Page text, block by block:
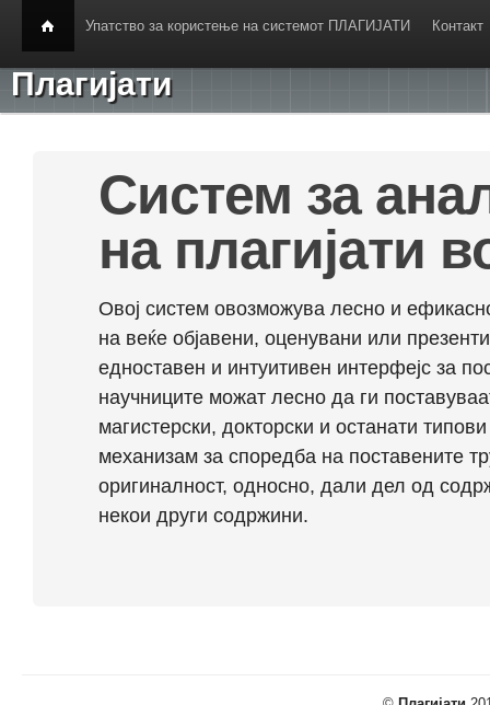
Упатство за користење на системот ПЛАГИЈАТИ Контакт
Плагијати
Систем за
на плагијати
Овој систем овозможува лесно и
на веќе објавени, оценувани или
едноставен и интуитивен интерфејс за
научниците можат лесно да ги
магистерски, докторски и останати
механизам за споредба на поставените
оригиналност, односно, дали дел од
некои други содржини.